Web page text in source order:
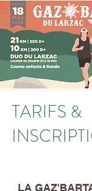
TARIFS &
LA